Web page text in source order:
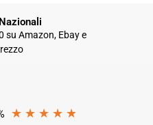
su Amazon, Ebay e
★ ★ ★ ★ ★